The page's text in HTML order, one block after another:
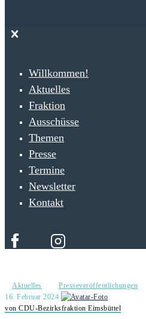
Willkommen!
Aktuelles
Fraktion
Ausschüsse
Themen
Presse
Termine
Newsletter
Kontakt
Aktuelles
Presseveröffentlichungen
16. Februar 2024
von CDU-Bezirksfraktion Eimsbüttel